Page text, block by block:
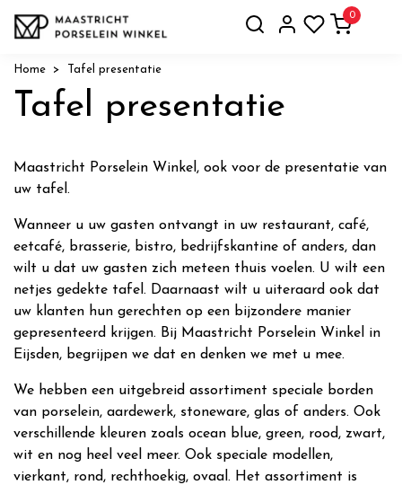
0
Home Tafel presentatie
Tafel presentatie
Maastricht Porselein Winkel, ook voor de presentatie van
uw tafel.
Wanneer u uw gasten ontvangt in uw restaurant, café,
eetcafé, brasserie, bistro, bedrijfskantine of anders, dan
wilt u dat uw gasten zich meteen thuis voelen. U wilt een
netjes gedekte tafel. Daarnaast wilt u uiteraard ook dat
uw klanten hun gerechten op een bijzondere manier
gepresenteerd krijgen. Bij Maastricht Porselein Winkel in
Eijsden, begrijpen we dat en denken we met u mee.
We hebben een uitgebreid assortiment speciale borden
van porselein, aardewerk, stoneware, glas of anders. Ook
verschillende kleuren zoals ocean blue, green, rood, zwart,
wit en nog heel veel meer. Ook speciale modellen,
vierkant, rond, rechthoekig, ovaal. Het assortiment is